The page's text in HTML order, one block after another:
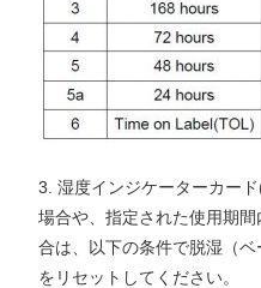
3. 湿度インジケーターカー
場合や、指定された使用期
合は、以下の条件で脱湿（
をリセットしてください。